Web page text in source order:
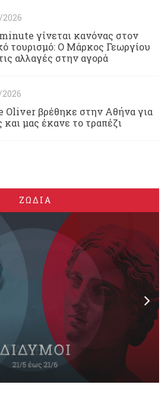
γίνεται κανόνας στον
τουρισμό: Ο Μάρκος Γεωργίου
αλλαγές στην αγορά
Oliver βρέθηκε στην Αθήνα για
και μας έκανε το τραπέζι
ΖΩΔΙΑ